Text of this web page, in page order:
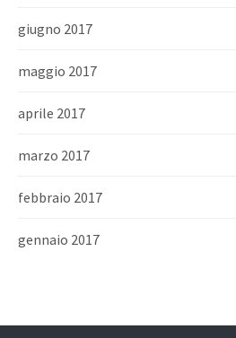
giugno 2017
maggio 2017
aprile 2017
marzo 2017
febbraio 2017
gennaio 2017